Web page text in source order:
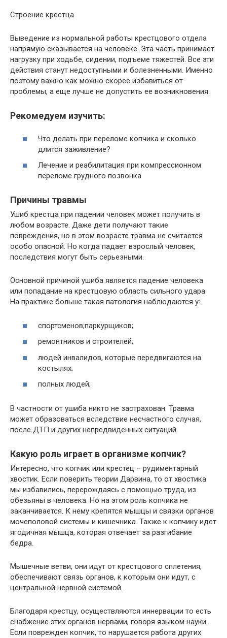
Строение крестца
Выведение из нормальной работы крестцового отдела
напрямую сказывается на человеке. Эта часть принимает
нагрузку при ходьбе, сидении, подъеме тяжестей. Все эти
действия станут недоступными и болезненными. Именно
поэтому важно как можно скорее избавиться от
проблемы, а еще лучше не допустить ее возникновения.
Рекомедуем изучить:
Что делать при переломе копчика и сколько
длится заживление?
Лечение и реабилитация при компрессионном
переломе грудного позвонка
Причины травмы
Ушиб крестца при падении человек может получить в
любом возрасте. Даже дети получают такие
повреждения, но в этом возрасте травма не считается
особо опасной. Но когда падает взрослый человек,
последствия могут быть серьезными.
Основной причиной ушиба является падение человека
или попадание на крестцовую область сильного удара.
На практике больше такая патология наблюдаются у:
спортсменов;паркурщиков;
ремонтников и строителей;
людей инвалидов, которые передвигаются на
костылях;
полных людей;
В частности от ушиба никто не застрахован. Травма
может образоваться вследствие несчастного случая,
после ДТП и других непредвиденных ситуаций.
Какую роль играет в организме копчик?
Интересно, что копчик или крестец – рудиментарный
хвостик. Если поверить теории Дарвина, то от хвостика
мы избавились, перерождаясь с помощью труда, из
обезьяны в человека. Но на этом роль копчика не
заканчивается. К нему крепятся мышцы и связки органов
мочеполовой системы и кишечника. Также к копчику идет
ягодичная мышца, которая отвечает за разгибание
бедра.
Мышечные ветви, они идут от крестцового сплетения,
обеспечивают связь органов, к которым они идут, с
центральной нервной системой.
Благодаря крестцу, осуществляются иннервации то есть
снабжение этих органов нервами, говоря языком науки.
Если поврежден копчик, то нарушается работа других